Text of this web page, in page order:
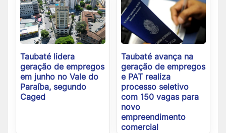
Taubaté lidera
geração de empregos
em junho no Vale do
Paraíba, segundo
Caged
Taubaté avança na
geração de empregos
e PAT realiza
processo seletivo
com 150 vagas para
novo
empreendimento
comercial